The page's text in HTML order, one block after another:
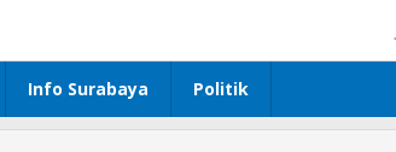
Info Surabaya Politik